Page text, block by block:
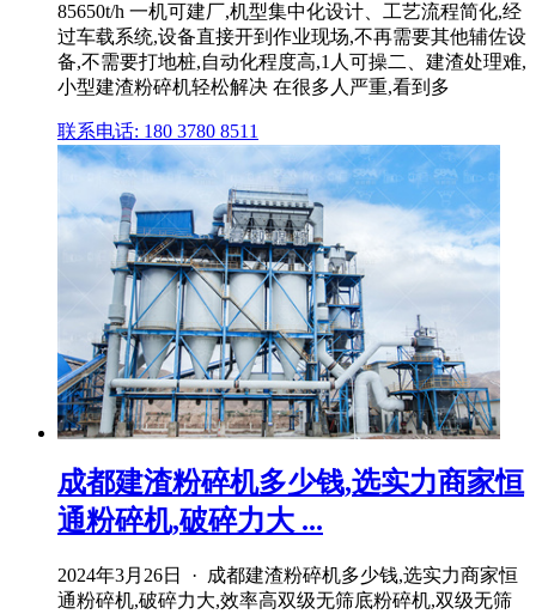
85650t/h 一机可建厂,机型集中化设计、工艺流程简化,经
过车载系统,设备直接开到作业现场,不再需要其他辅佐设
备,不需要打地桩,自动化程度高,1人可操二、建渣处理难,
小型建渣粉碎机轻松解决 在很多人严重,看到多
联系电话: 180 3780 8511
成都建渣粉碎机多少钱,选实力商家恒
通粉碎机,破碎力大 ...
2024年3月26日 · 成都建渣粉碎机多少钱,选实力商家恒
通粉碎机,破碎力大,效率高双级无筛底粉碎机,双级无筛